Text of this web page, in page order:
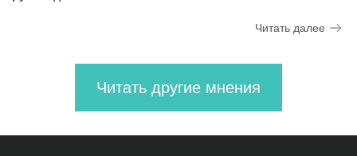
Читать далее
Читать другие мнения